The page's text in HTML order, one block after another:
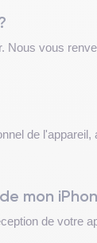
Nous vous
de
mon
de votre